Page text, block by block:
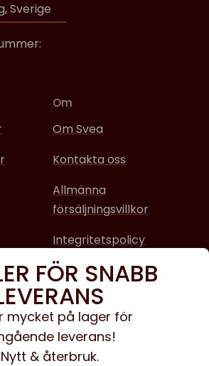
Sverige
Om
Om Svea
Kontakta oss
Allmänna
försäljningsvillkor
Integritetspolicy
FÖR SNABB
mycket på lager för
leverans!
Nytt & återbruk.